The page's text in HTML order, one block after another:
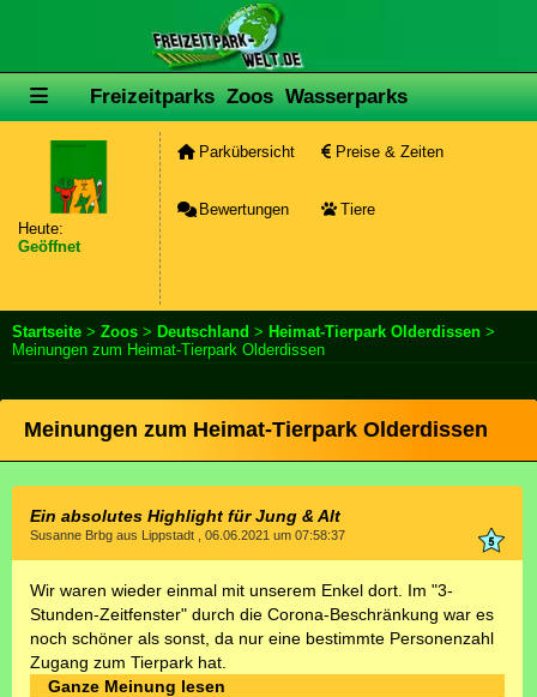
Freizeitparks Zoos Wasserparks
Heute:
Geöffnet
Parkübersicht Preise & Zeiten
Bewertungen Tiere
Startseite > Zoos > Deutschland > Heimat-Tierpark Olderdissen >
Meinungen zum Heimat-Tierpark Olderdissen
Meinungen zum Heimat-Tierpark Olderdissen
Ein absolutes Highlight für Jung & Alt
Susanne Brbg aus Lippstadt , 06.06.2021 um 07:58:37
Wir waren wieder einmal mit unserem Enkel dort. Im "3-
Stunden-Zeitfenster" durch die Corona-Beschränkung war es
noch schöner als sonst, da nur eine bestimmte Personenzahl
Zugang zum Tierpark hat.
Ganze Meinung lesen